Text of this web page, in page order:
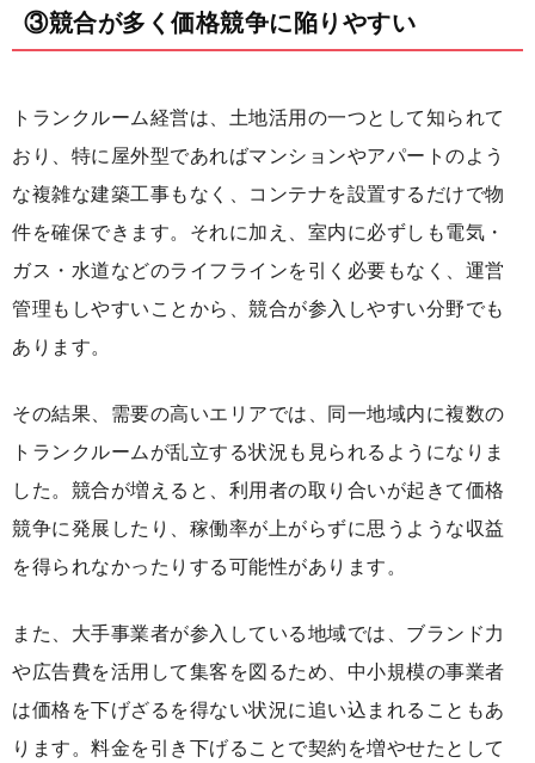
③競合が多く価格競争に陥りやすい
トランクルーム経営は、土地活用の一つとして知られて
おり、特に屋外型であればマンションやアパートのよう
な複雑な建築工事もなく、コンテナを設置するだけで物
件を確保できます。それに加え、室内に必ずしも電気・
ガス・水道などのライフラインを引く必要もなく、運営
管理もしやすいことから、競合が参入しやすい分野でも
あります。
その結果、需要の高いエリアでは、同一地域内に複数の
トランクルームが乱立する状況も見られるようになりま
した。競合が増えると、利用者の取り合いが起きて価格
競争に発展したり、稼働率が上がらずに思うような収益
を得られなかったりする可能性があります。
また、大手事業者が参入している地域では、ブランド力
や広告費を活用して集客を図るため、中小規模の事業者
は価格を下げざるを得ない状況に追い込まれることもあ
ります。料金を引き下げることで契約を増やせたとして